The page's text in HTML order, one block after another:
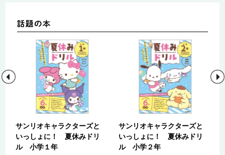
サンリオキャラクターズと
いっしょに！ 夏休みドリ
ル 小学１年
サンリオキャラクターズと
いっしょに！ 夏休みドリ
ル 小学２年